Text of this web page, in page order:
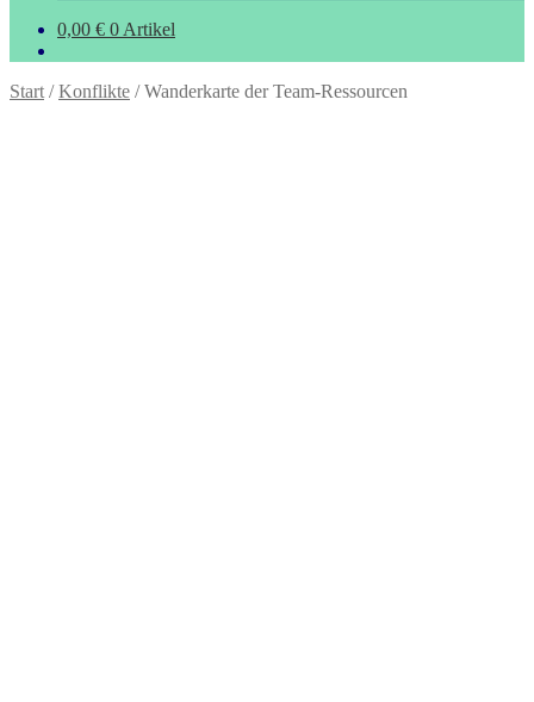
0,00 € 0 Artikel
Start /Konflikte /Wanderkarte der Team-Ressourcen